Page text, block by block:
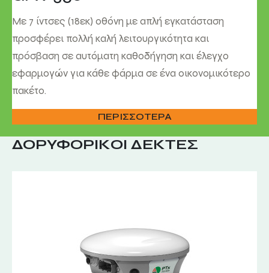
Με 7 ίντσες (18εκ) οθόνη με απλή εγκατάσταση
προσφέρει πολλή καλή λειτουργικότητα και
πρόσβαση σε αυτόματη καθοδήγηση και έλεγχο
εφαρμογών για κάθε φάρμα σε ένα οικονομικότερο
πακέτο.
ΠΕΡΙΣΣΟΤΕΡΑ
ΔΟΡΥΦΟΡΙΚΟΙ ΔΕΚΤΕΣ